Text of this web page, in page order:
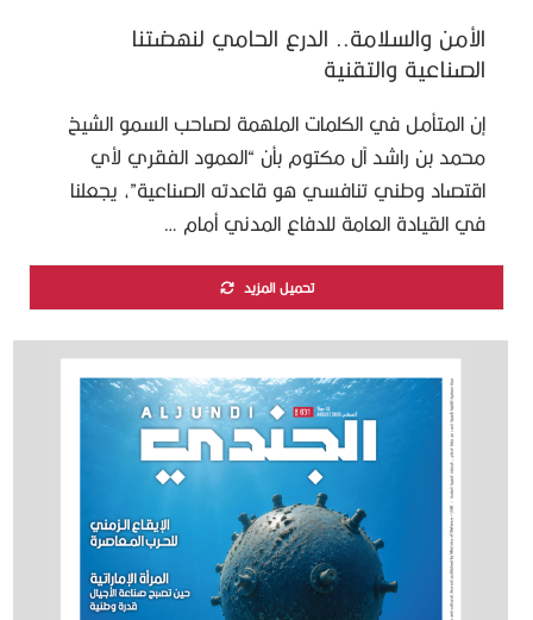
الأمن والسلامة.. الدرع الحامي لنهضتنا
الصناعية والتقنية
إن المتأمل في الكلمات الملهمة لصاحب السمو الشيخ
محمد بن راشد آل مكتوم بأن “العمود الفقري لأي
اقتصاد وطني تنافسي هو قاعدته الصناعية”، يجعلنا
في القيادة العامة للدفاع المدني أمام …
تحميل المزيد